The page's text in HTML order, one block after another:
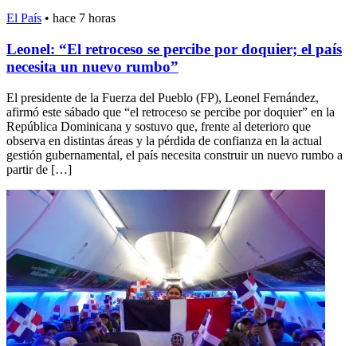
El País • hace 7 horas
Leonel: “El retroceso se percibe por doquier; el país
necesita un nuevo rumbo”
El presidente de la Fuerza del Pueblo (FP), Leonel Fernández,
afirmó este sábado que “el retroceso se percibe por doquier” en la
República Dominicana y sostuvo que, frente al deterioro que
observa en distintas áreas y la pérdida de confianza en la actual
gestión gubernamental, el país necesita construir un nuevo rumbo a
partir de […]